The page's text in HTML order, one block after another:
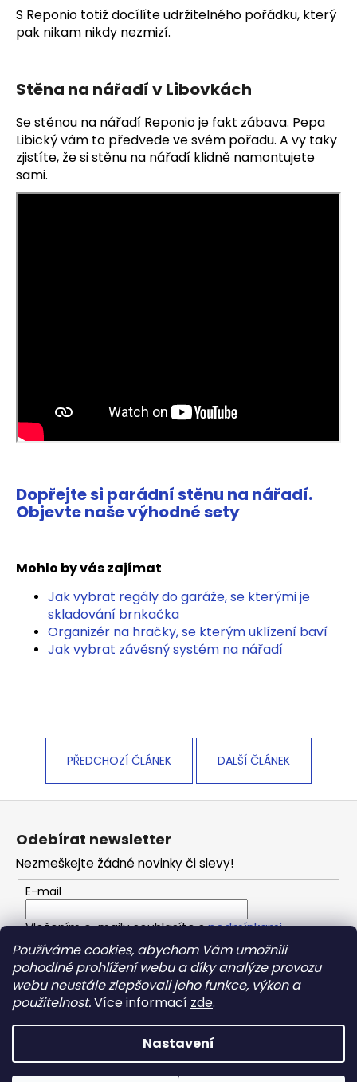
Používáme cookies, abychom Vám umožnili
pohodlné prohlížení webu a díky analýze provozu
webu neustále zlepšovali jeho funkce, výkon a
použitelnost.Více informací zde.
Nastavení
S Reponio totiž docílíte udržitelného pořádku, který
pak nikam nikdy nezmizí.
Stěna na nářadí v Libovkách
Se stěnou na nářadí Reponio je fakt zábava. Pepa
Libický vám to předvede ve svém pořadu. A vy taky
zjistíte, že si stěnu na nářadí klidně namontujete
sami.
Dopřejte si parádní stěnu na nářadí.
Objevte naše výhodné sety
Mohlo by vás zajímat
Jak vybrat regály do garáže, se kterými je
skladování brnkačka
Organizér na hračky, se kterým uklízení baví
Jak vybrat závěsný systém na nářadí
PŘEDCHOZÍ ČLÁNEK DALŠÍ ČLÁNEK
Odebírat newsletter
Nezmeškejte žádné novinky či slevy!
E-mail
Vložením e-mailu souhlasíte spodmínkami
ochrany osobních údajů
PŘIHLÁSIT SE